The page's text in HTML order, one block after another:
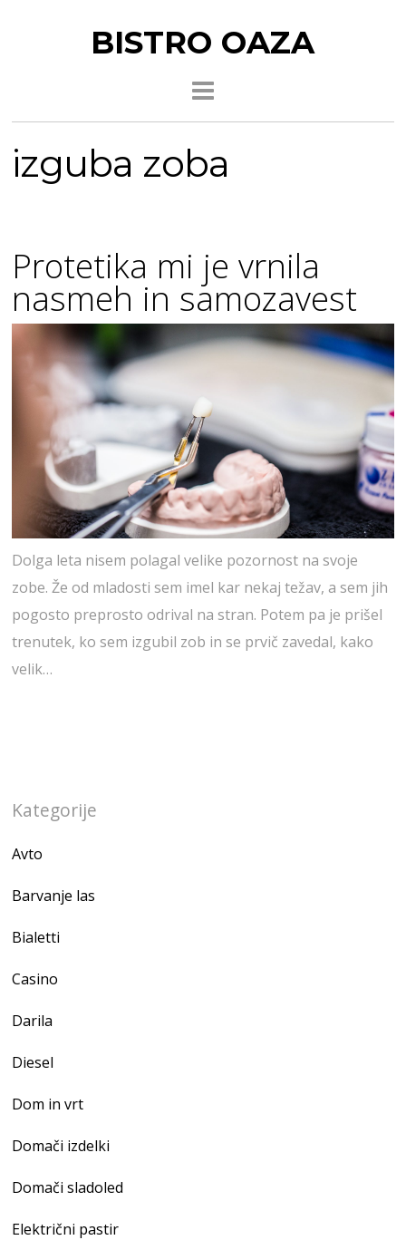
BISTRO OAZA
izguba zoba
Protetika mi je vrnila
nasmeh in samozavest
Dolga leta nisem polagal velike pozornost na svoje
zobe. Že od mladosti sem imel kar nekaj težav, a sem jih
pogosto preprosto odrival na stran. Potem pa je prišel
trenutek, ko sem izgubil zob in se prvič zavedal, kako
velik…
Kategorije
Avto
Barvanje las
Bialetti
Casino
Darila
Diesel
Dom in vrt
Domači izdelki
Domači sladoled
Električni pastir